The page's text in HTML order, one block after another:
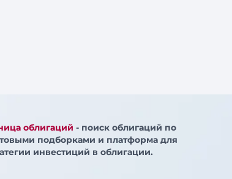
облигаций - поиск облигаций по
подборками и платформа для
инвестиций в облигации.